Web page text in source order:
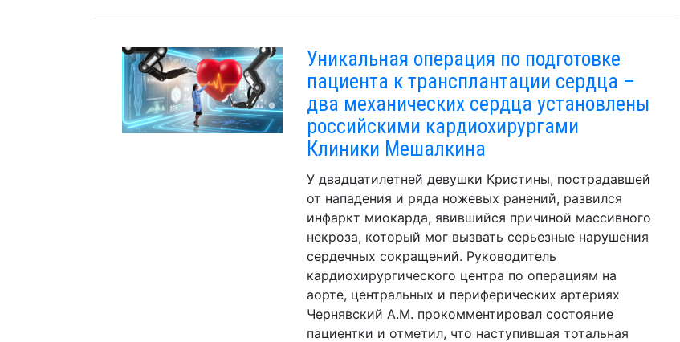
Уникальная операция по подготовке
пациента к трансплантации сердца –
два механических сердца установлены
российскими кардиохирургами
Клиники Мешалкина
У двадцатилетней девушки Кристины, пострадавшей
от нападения и ряда ножевых ранений, развился
инфаркт миокарда, явившийся причиной массивного
некроза, который мог вызвать серьезные нарушения
сердечных сокращений. Руководитель
кардиохирургического центра по операциям на
аорте, центральных и периферических артериях
Чернявский А.М. прокомментировал состояние
пациентки и отметил, что наступившая тотальная